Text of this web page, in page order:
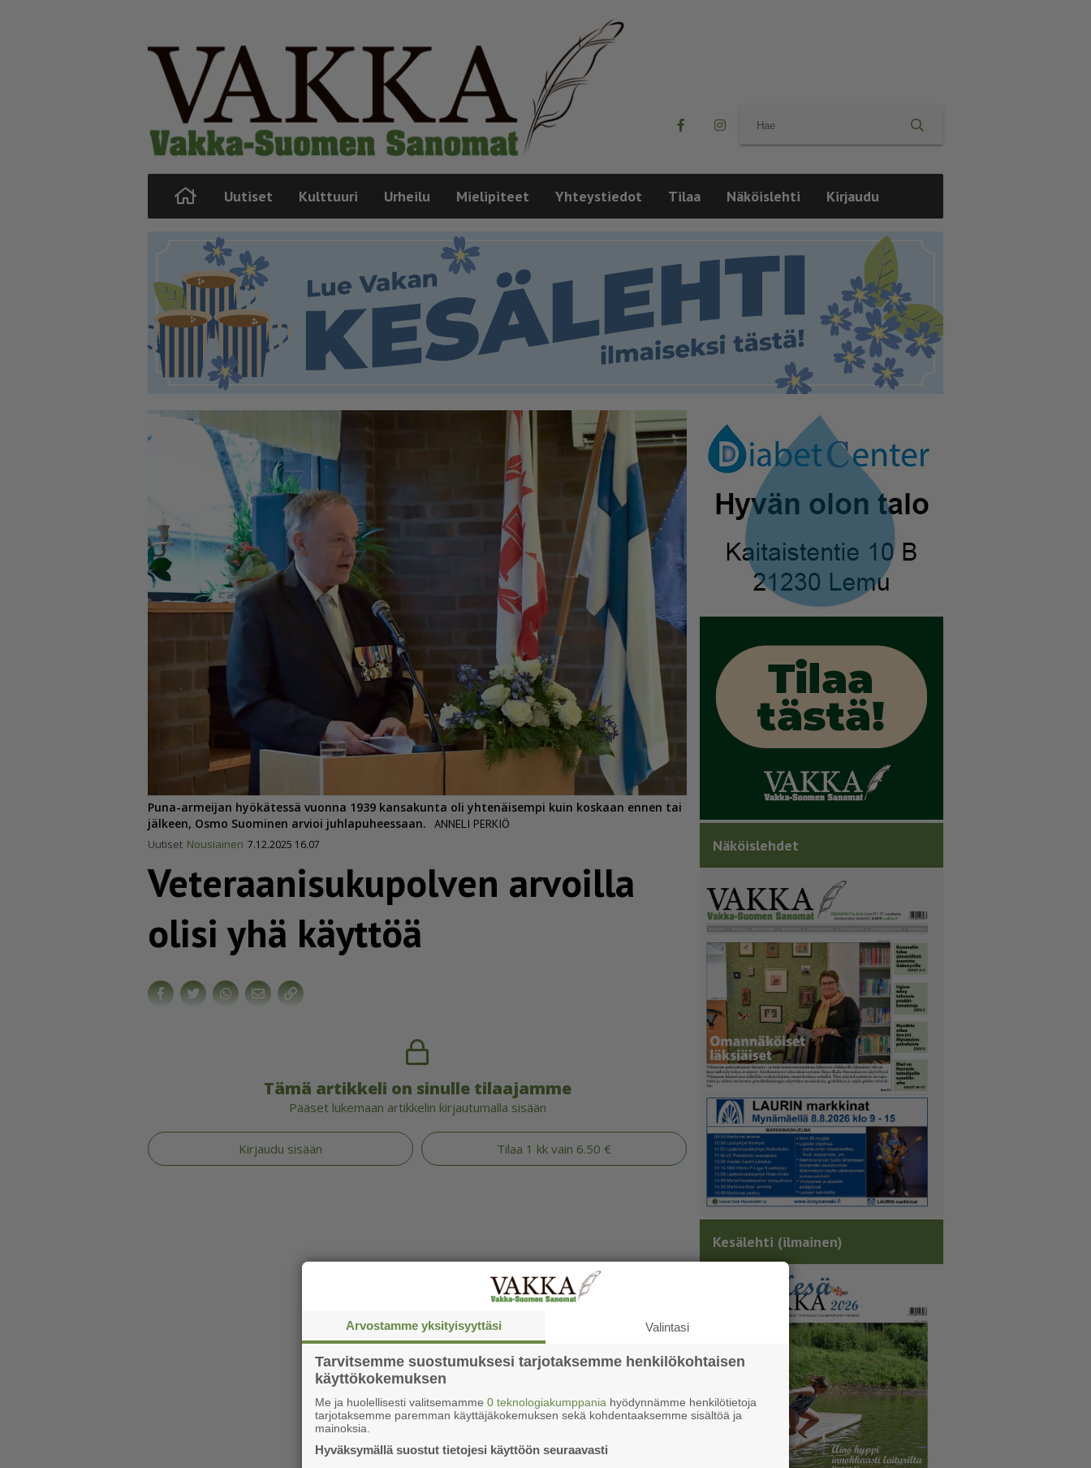
Uutiset Kulttuuri Urheilu Mielipiteet Yhteystiedot Tilaa Näköislehti Kirjaudu
Puna-armeijan hyökätessä vuonna 1939 kansakunta oli yhtenäisempi kuin koskaan ennen tai
jälkeen, Osmo Suominen arvioi juhlapuheessaan.
ANNELI PERKIÖ
Uutiset Nousiainen 7.12.2025 16.07
Veteraa­ni­su­ku­polven arvoilla
olisi yhä käyttöä
Tämä artikkeli on sinulle tilaajamme
Pääset lukemaan artikkelin kirjautumalla sisään
Kirjaudu sisään Tilaa 1 kk vain 6.50 €
Näköislehdet
Kesälehti (ilmainen)
Arvostamme yksityisyyttäsi Valintasi
Tarvitsemme suostumuksesi tarjotaksemme henkilökohtaisen
käyttökokemuksen
Me ja huolellisesti valitsemamme 0 teknologiakumppania hyödynnämme henkilötietoja
tarjotaksemme paremman käyttäjäkokemuksen sekä kohdentaaksemme sisältöä ja
mainoksia.
Hyväksymällä suostut tietojesi käyttöön seuraavasti